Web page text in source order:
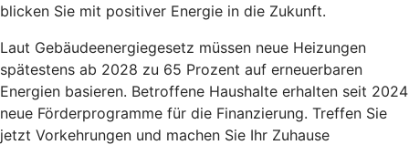
blicken Sie mit positiver Energie in die Zukunft.
Laut Gebäudeenergiegesetz müssen neue Heizungen
spätestens ab 2028 zu 65 Prozent auf erneuerbaren
Energien basieren. Betroffene Haushalte erhalten seit 2024
neue Förderprogramme für die Finanzierung. Treffen Sie
jetzt Vorkehrungen und machen Sie Ihr Zuhause